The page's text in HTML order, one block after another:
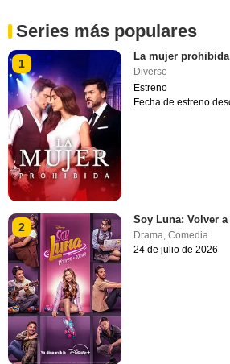
Series más populares
1
La mujer prohibida
Diverso
Estreno
Fecha de estreno
2
Soy Luna: Volver a
Drama,Comedia
24 de julio de 2026